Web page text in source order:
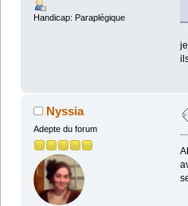
Handicap: Paraplégique
Nyssia
Adepte du forum